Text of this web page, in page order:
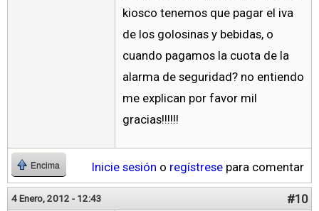
kiosco tenemos que pagar el iva
de los golosinas y bebidas, o
cuando pagamos la cuota de la
alarma de seguridad? no entiendo
me explican por favor mil
gracias!!!!!!
Encima Inicie sesión o regístrese para comentar
4 Enero, 2012 - 12:43 #10